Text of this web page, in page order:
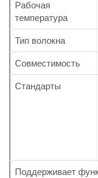
Рабочая
температура
Тип волокна
Совместимость
Стандарты
Поддерживает